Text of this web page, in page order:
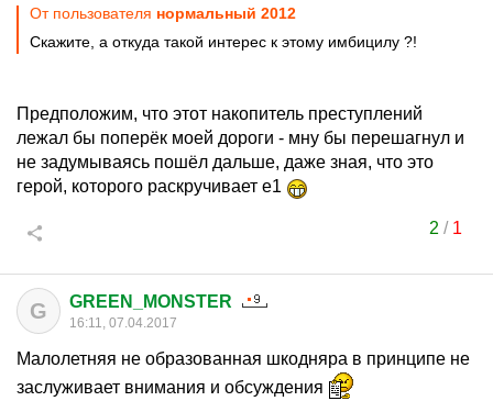
От пользователя нормальный 2012
Скажите, а откуда такой интерес к этому имбицилу ?!
Предположим, что этот накопитель преступлений
лежал бы поперёк моей дороги - мну бы перешагнул и
не задумываясь пошёл дальше, даже зная, что это
герой, которого раскручивает е1
2 / 1
G GREEN_MONSTER
16:11, 07.04.2017
Малолетняя не образованная шкодняра в принципе не
заслуживает внимания и обсуждения